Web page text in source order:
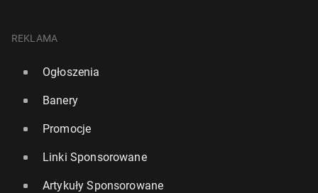
REKLAMA
Ogłoszenia
Banery
Promocje
Linki Sponsorowane
Artykuły Sponsorowane